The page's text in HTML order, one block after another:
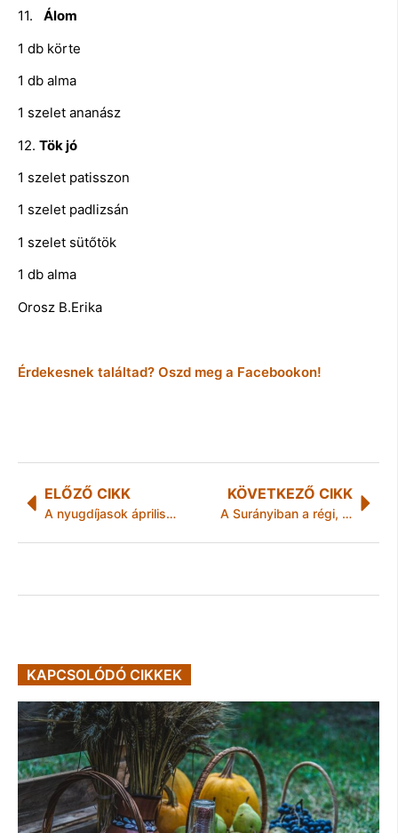
11. Álom
1 db körte
1 db alma
1 szelet ananász
12. Tök jó
1 szelet patisszon
1 szelet padlizsán
1 szelet sütőtök
1 db alma
Orosz B.Erika
Érdekesnek találtad? Oszd meg a Facebookon!
ELŐZŐ CIKK
A nyugdíjasok április 30-ig vásárolhatnak kedvezményes vasúti jegyet a tavalyi szelvényekkel
KÖVETKEZŐ CIKK
A Surányiban a régi, a Kodályban új a vezető
KAPCSOLÓDÓ CIKKEK